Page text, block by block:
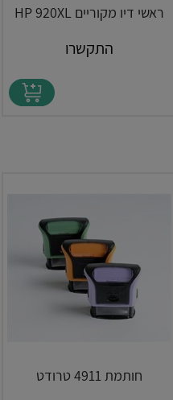
ראשי דיו מקוריים HP 920XL
התקשרו
חותמת 4911 טרודט